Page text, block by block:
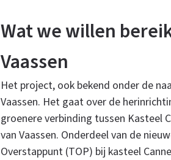
Wat we willen
Vaassen
Het project, ook bekend onder de
Vaassen. Het gaat over de
groenere verbinding tussen Kasteel
van Vaassen. Onderdeel van de
Overstappunt (TOP) bij kasteel